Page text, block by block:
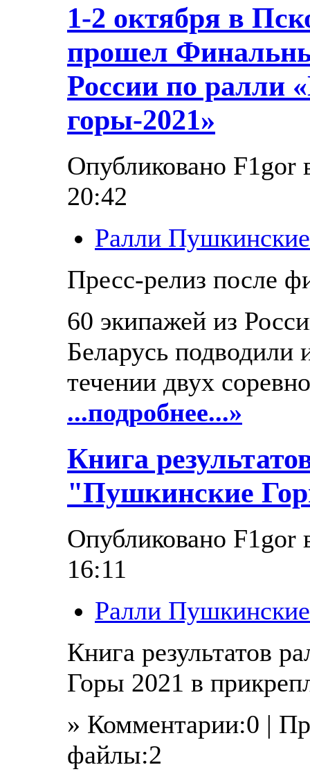
1-2 октября в
прошел
России по ралли
горы-2021»
Опубликовано F1gor
20:42
Ралли
Пресс-релиз после
60 экипажей из
Беларусь подводили
течении двух
...подробнее...»
Книга
"Пушкинские
Опубликовано F1gor
16:11
Ралли
Книга результатов
Горы 2021 в
» Комментарии:0 |
файлы:2